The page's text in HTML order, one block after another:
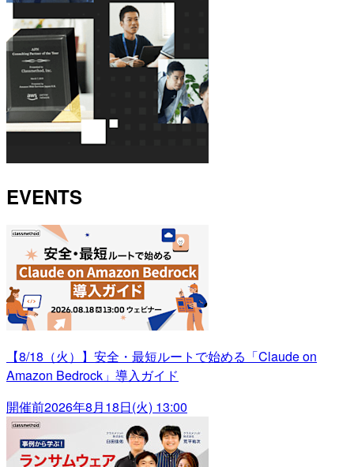
EVENTS
【8/18（火）】安全・最短ルートで始める「Claude on
Amazon Bedrock」導入ガイド
開催前2026年8月18日(火) 13:00